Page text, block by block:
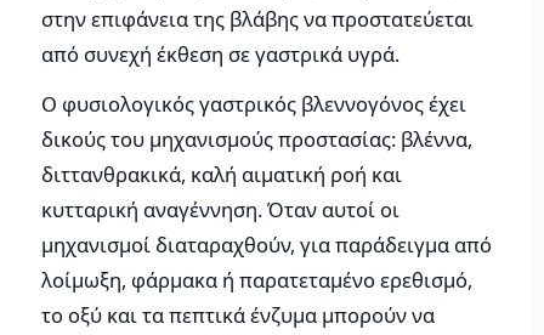
στην επιφάνεια της βλάβης να προστατεύεται
από συνεχή έκθεση σε γαστρικά υγρά.
Ο φυσιολογικός γαστρικός βλεννογόνος έχει
δικούς του μηχανισμούς προστασίας: βλέννα,
διττανθρακικά, καλή αιματική ροή και
κυτταρική αναγέννηση. Όταν αυτοί οι
μηχανισμοί διαταραχθούν, για παράδειγμα από
λοίμωξη, φάρμακα ή παρατεταμένο ερεθισμό,
το οξύ και τα πεπτικά ένζυμα μπορούν να